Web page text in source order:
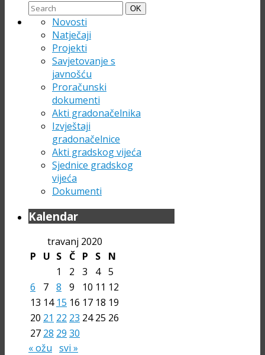
Search
for:
Search
OK
Novosti
Natječaji
Projekti
Savjetovanje s
javnošću
Proračunski
dokumenti
Akti gradonačelnika
Izvještaji
gradonačelnice
Akti gradskog vijeća
Sjednice gradskog
vijeća
Dokumenti
Kalendar
travanj 2020
P
U S Č P S
N
1
2 3 4 5
6
7 8 9 10 11 12
13 14 15 16 17 18 19
20 21 22 23 24 25 26
27 28 29 30
« ožu svi »